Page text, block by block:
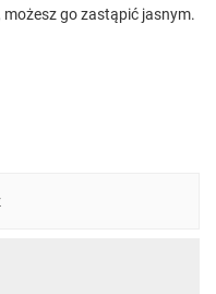
go zastąpić jasnym.